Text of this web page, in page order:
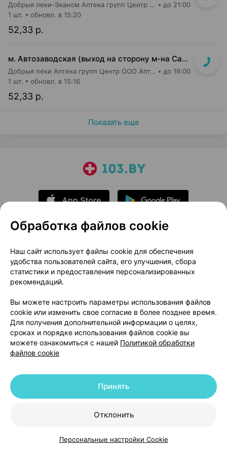
КаталогКорзинаИзбранноеПрофиль
Добрыя леки-Эканом Аптека групп Центр ООО Аптека №90 до 21:00
52,33 р.
1 шт. обновл. в 15:20
м. Автозаводская (выход на сторону м-на Санта)
Добрыя леки Аптека групп Центр ООО Аптека №4 до 19:00
52,33 р.
1 шт. обновл. в 15:16
Показать еще
О проекте
Новости проекта
Размещение рекламы
Медицинский маркетинг
Публичный договор
Доставка
Способы оплаты
Вакансии
Партнеры
Написать руководителю 103.by
Написать в поддержку
Персональные настройки Cookie
© 2026 ООО «Артокс Лаб», УНП 191700409 | 220012, Республика Беларусь,
+375 291212755
Обработка файлов cookie
Наш сайт использует файлы cookie для обеспечения
удобства пользователей сайта, его улучшения, сбора
статистики и предоставления персонализированных
рекомендаций.
Вы можете настроить параметры использования файлов
cookie или изменить свое согласие в более позднее время.
Для получения дополнительной информации о целях,
сроках и порядке использования файлов cookie вы
можете ознакомиться с нашей Политикой обработки
файлов cookie
Отклонить
Принять
Персональные настройки Cookie